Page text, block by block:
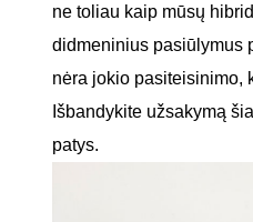
ne toliau kaip mūsų
didmeninius pasiūlymus
nėra jokio pasiteisinimo,
Išbandykite užsakymą
patys.